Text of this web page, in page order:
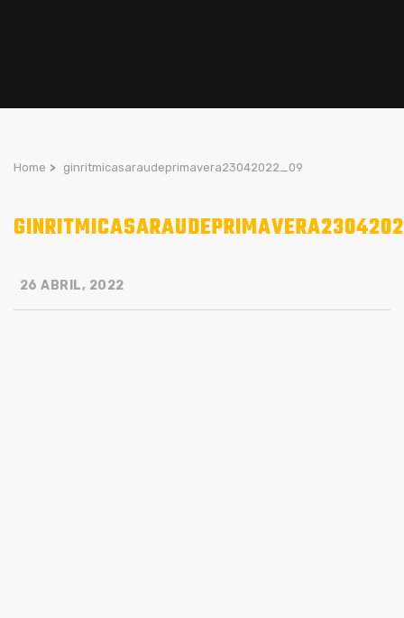
Home > ginritmicasaraudeprimavera23042022_09
26 ABRIL, 2022